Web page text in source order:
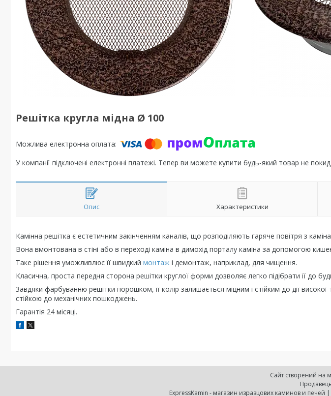
Решітка кругла мідна Ø 100
У компанії підключені електронні платежі. Тепер ви можете купити будь-який товар не
Опис Характеристики
Камінна решітка є естетичним закінченням каналів, що розподіляють гаряче повітря з
Вона вмонтована в стіні або в переході каміна в димохід порталу каміна за допомогою
Таке рішення уможливлює її швидкий монтаж і демонтаж, наприклад, для чищення.
Класична, проста передня сторона решітки круглої форми дозволяє легко підібрати її до
Завдяки фарбуванню решітки порошком, її колір залишається міцним і стійким до дії
стійкою до механічних пошкоджень.
Гарантія 24 місяці.
Сайт створений на
ExpressKamin - магазин изразцових каминов и печей |